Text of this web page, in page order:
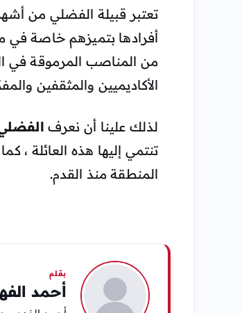
تعتبر قبيلة الفضلي من
أفرادها بتميزهم خاصة في
من المناصب المرموقة في
الأكاديميين والمثقفين
لذلك علينا أن نعرف
تنتمي إليها هذه العائلة ،
المنطقة منذ القدم.
بقلم
أحمد